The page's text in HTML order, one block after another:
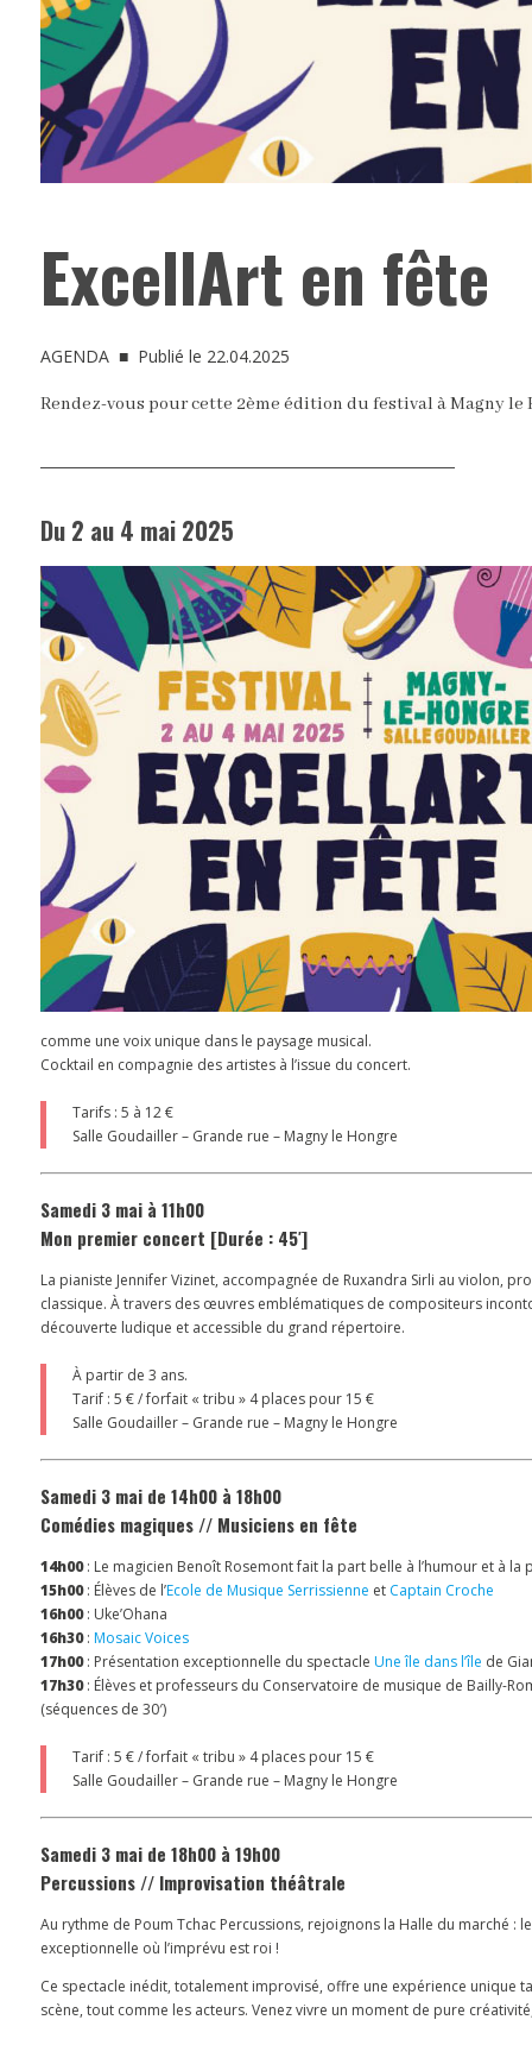
ExcellArt en fête
AGENDA■ Publié le 22.04.2025
Rendez-vous pour cette 2ème édition du festival à Magny
Du 2 au 4 mai 2025
comme une voix unique dans le paysage musical.
Cocktail en compagnie des artistes à l’issue du concert.
Tarifs : 5 à 12 €
Salle Goudailler – Grande rue – Magny le Hongre
Samedi 3 mai à 11h00
Mon premier concert [Durée : 45′]
La pianiste Jennifer Vizinet, accompagnée de Ruxandra Sirli au violon,
classique. À travers des œuvres emblématiques de compositeurs
découverte ludique et accessible du grand répertoire.
À partir de 3 ans.
Tarif : 5 € / forfait « tribu » 4 places pour 15 €
Salle Goudailler – Grande rue – Magny le Hongre
Samedi 3 mai de 14h00 à 18h00
Comédies magiques // Musiciens en fête
14h00: Le magicien Benoît Rosemont fait la part belle à l’humour et à
15h00: Élèves de l’Ecole de Musique Serrissienne et Captain Croche
16h00: Uke’Ohana
16h30: Mosaic Voices
17h00: Présentation exceptionnelle du spectacle Une île dans l’île de
17h30: Élèves et professeurs du Conservatoire de musique de Bailly-
(séquences de 30′)
Tarif : 5 € / forfait « tribu » 4 places pour 15 €
Salle Goudailler – Grande rue – Magny le Hongre
Samedi 3 mai de 18h00 à 19h00
Percussions // Improvisation théâtrale
Au rythme de Poum Tchac Percussions, rejoignons la Halle du marché
exceptionnelle où l’imprévu est roi !
Ce spectacle inédit, totalement improvisé, offre une expérience unique
scène, tout comme les acteurs. Venez vivre un moment de pure